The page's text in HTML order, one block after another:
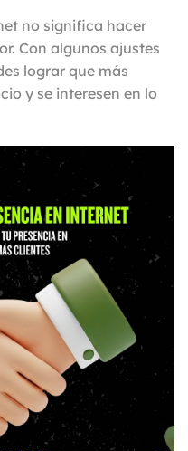
no significa hacer
Con algunos ajustes
lograr que más
y se interesen en lo